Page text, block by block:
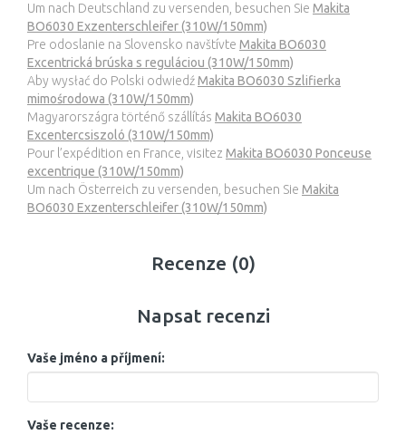
Um nach Deutschland zu versenden, besuchen Sie Makita
BO6030 Exzenterschleifer (310W/150mm)
Pre odoslanie na Slovensko navštívte Makita BO6030
Excentrická brúska s reguláciou (310W/150mm)
Aby wysłać do Polski odwiedźMakita BO6030 Szlifierka
mimośrodowa (310W/150mm)
Magyarországra történő szállítás Makita BO6030
Excentercsiszoló (310W/150mm)
Pour l’expédition en France, visitez Makita BO6030 Ponceuse
excentrique (310W/150mm)
Um nach Österreich zu versenden, besuchen Sie Makita
BO6030 Exzenterschleifer (310W/150mm)
Recenze (0)
Napsat recenzi
Vaše jméno a příjmení:
Vaše recenze: